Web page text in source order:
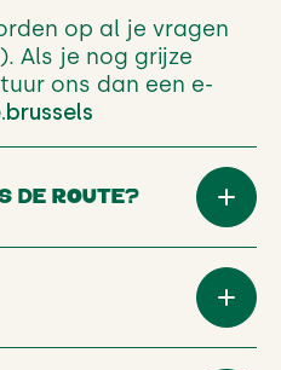
op al je vragen
Als je nog grijze
ons dan een e-
DE ROUTE?